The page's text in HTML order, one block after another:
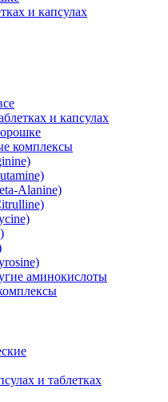
и капсулах
и капсулах
комплексы
Alanine)
аминокислоты
и таблетках